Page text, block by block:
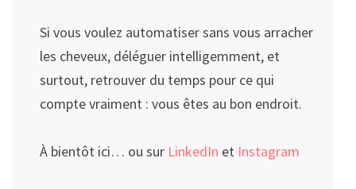
Si vous voulez automatiser sans vous arracher
les cheveux, déléguer intelligemment, et
surtout, retrouver du temps pour ce qui
compte vraiment : vous êtes au bon endroit.
À bientôt ici… ou sur LinkedIn et Instagram